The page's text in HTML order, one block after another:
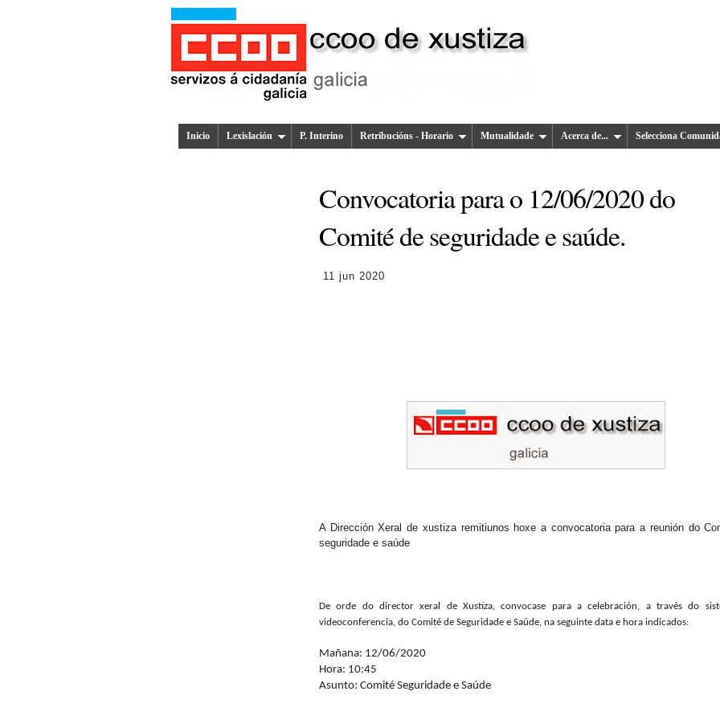
Inicio Lexislación P. Interino Retribucións - Horario Mutualidade Acerca de... Selecciona
Convocatoria para o 12/06/2020 do
Comité de seguridade e saúde.
11 jun 2020
A Dirección Xeral de xustiza remitiunos hoxe a convocatoria para a reunión do
seguridade e saúde
De orde do director xeral de Xustiza, convocase para a celebración, a través do
videoconferencia, do Comité de Seguridade e Saúde, na seguinte data e hora indicados:
Mañana: 12/06/2020
Hora: 10:45
Asunto: Comité Seguridade e Saúde